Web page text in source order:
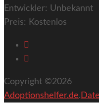
Entwickler: Unbekannt
Preis: Kostenlos
Copyright ©2026
Adoptionshelfer.de.